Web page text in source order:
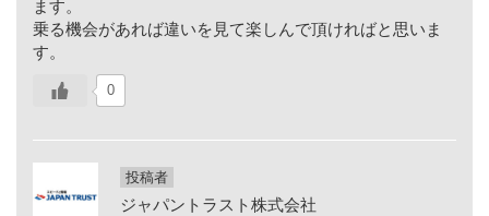
ます。
乗る機会があれば違いを見て楽しんで頂ければと思いま
す。
0
投稿者
ジャパントラスト株式会社